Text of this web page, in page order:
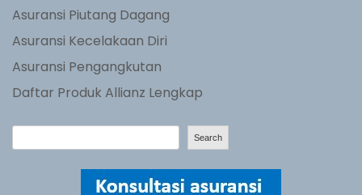
Asuransi Piutang Dagang
Asuransi Kecelakaan Diri
Asuransi Pengangkutan
Daftar Produk Allianz Lengkap
e
Search